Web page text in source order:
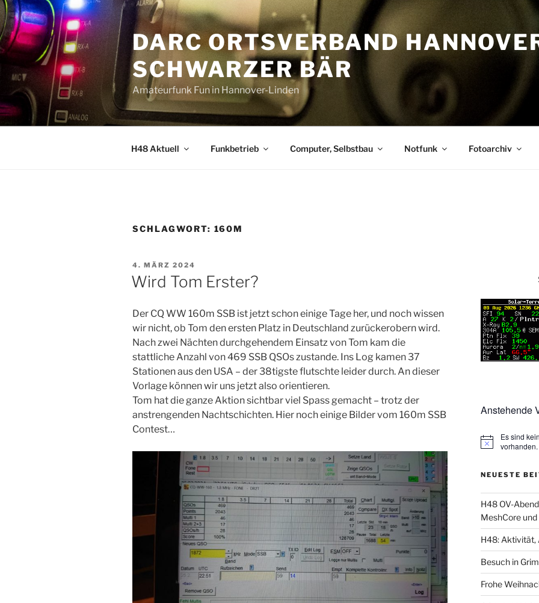
Zum
Inhalt
springen
DARC ORTSVERBAND
SCHWARZER BÄR
Amateurfunk Fun in Hannover-Linden
H48 Aktuell Funkbetrieb Computer, Selbstbau Notfunk Fotoarchiv
SCHLAGWORT: 160M
VERÖFFENTLICHT
AM
4. MÄRZ 2024
Wird Tom Erster?
Der CQ WW 160m SSB ist jetzt schon einige Tage her, und noch wissen
wir nicht, ob Tom den ersten Platz in Deutschland zurückerobern wird.
Nach zwei Nächten durchgehendem Einsatz von Tom kam die
stattliche Anzahl von 469 SSB QSOs zustande. Ins Log kamen 37
Stationen aus den USA – der 38tigste flutschte leider durch. An dieser
Vorlage können wir uns jetzt also orientieren.
Tom hat die ganze Aktion sichtbar viel Spass gemacht – trotz der
anstrengenden Nachtschichten. Hier noch einige Bilder vom 160m SSB
Contest…
Anstehende
Es sind
vorhanden.
NEUESTE
H48 OV-
MeshCore und
H48: Aktivität,
Besuch in
Frohe